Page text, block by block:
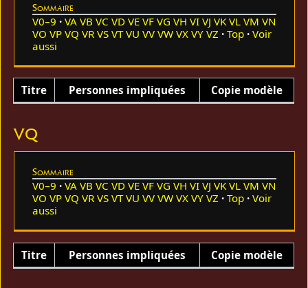
Sommaire
V0–9 VA VB VC VD VE VF VG VH VI VJ VK VL VM VN
VO VP VQ VR VS VT VU VV VW VX VY VZ Top
Voir
aussi
Titre Personnes impliquées Copie modèle
VQ
Sommaire
V0–9 VA VB VC VD VE VF VG VH VI VJ VK VL VM VN
VO VP VQ VR VS VT VU VV VW VX VY VZ Top
Voir
aussi
Titre Personnes impliquées Copie modèle